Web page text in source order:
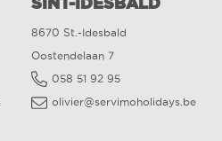
8670 St.-Idesbald
Oostendelaan 7
058 51 92 95
olivier@servimoholidays.be